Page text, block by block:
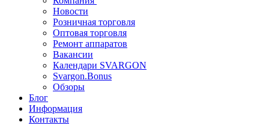
Новости
Розничная торговля
Оптовая торговля
Ремонт аппаратов
Вакансии
Календари SVARGON
Svargon.Bonus
Обзоры
Блог
Информация
Контакты